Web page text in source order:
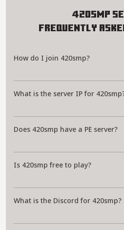
420smp
Frequently
How do I join 420smp?
What is the server IP for
Does 420smp have a PE server?
Is 420smp free to play?
What is the Discord for 420smp?